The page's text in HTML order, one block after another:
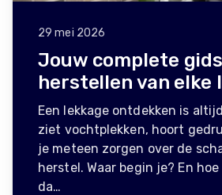
29 mei 2026
Jouw complete
herstellen van elke
Een lekkage ontdekken is
ziet vochtplekken, hoort
je meteen zorgen over de
herstel. Waar begin je? En
da…